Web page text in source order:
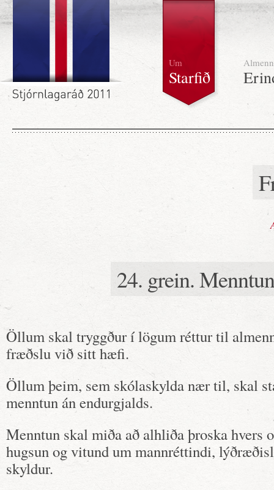
Um
Starfið
Almenn
24. grein. Menntun
Öllum skal tryggður í lögum réttur til
fræðslu við sitt hæfi.
Öllum þeim, sem skólaskylda nær til, skal
menntun án endurgjalds.
Menntun skal miða að alhliða þroska hvers
hugsun og vitund um mannréttindi,
skyldur.